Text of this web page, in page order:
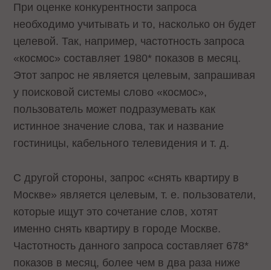
При оценке конкурентности запроса
необходимо учитывать и то, насколько он будет
целевой. Так, например, частотность запроса
«космос» составляет 1980* показов в месяц.
Этот запрос не является целевым, запрашивая
у поисковой системы слово «космос»,
пользователь может подразумевать как
истинное значение слова, так и название
гостиницы, кабельного телевидения и т. д.
С другой стороны, запрос «снять квартиру в
Москве» является целевым, т. е. пользователи,
которые ищут это сочетание слов, хотят
именно снять квартиру в городе Москве.
Частотность данного запроса составляет 678*
показов в месяц, более чем в два раза ниже